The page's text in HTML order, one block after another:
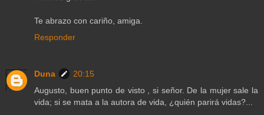
Te abrazo con cariño, amiga.
Responder
Duna
20:15
Augusto, buen punto de visto , si señor. De la mujer sale la
vida; si se mata a la autora de vida, ¿quién parirá vidas?...